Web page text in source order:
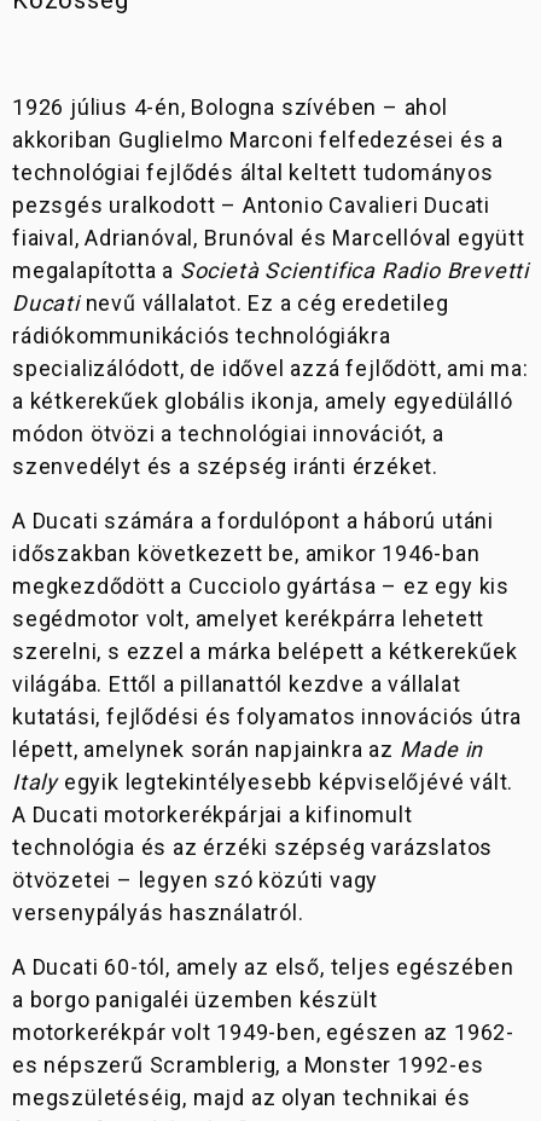
PANIGALE
NEW
NEW
35 KW MODELLEK
NEW
OFF-ROAD
NEW
SUPERLEGGERA
NEW
950 SP 2025
V2 2026
V2 SP 2026
V2 SP 100
MONSTER 100
STREETFIGHTER
V4 2024
V4 S 2024
V4 S 100
MULTISTRADA
V4 PIKES PEAK
V4 RS 2026
V4 RALLY 2024
V4 RS 2025
V4 RS 100
PANIGALE
V2 MM93
V4 R
V2 2024
V4 S 2024
V4 R 2024
V4 S 100
V2 S 100
NIGHTSHIFT 2025
SCRAMBLER 100
EBIKE
LIMITÁLT
KIADÁSOK
V2 SUPERQUADRO FINAL EDITION
10° ANNIVERSARIO RIZOMA EDITION
V4 TRICOLORE ITALIA
PANIGALE V4 LAMBORGHINI
FORMULA 73
PANIGALE V4 MÁRQUEZ 2025 WORLD CHAMPION REPLICA
35 KW
MODELLEK
V2
V2 S
V2
V2 S
ICON
FULL THROTTLE
NIGHTSHIFT
NIGHTSHIFT 2025
OFF-
ROAD
SUPERLEGGERA
SHOP
KÉSZLETEN LÉVŐ MOTORJAINK
1926 július 4-én, Bologna szívében – ahol
akkoriban Guglielmo Marconi felfedezései és a
technológiai fejlődés által keltett tudományos
pezsgés uralkodott – Antonio Cavalieri Ducati
fiaival, Adrianóval, Brunóval és Marcellóval együtt
megalapította a Società Scientifica Radio Brevetti
Ducatinevű vállalatot. Ez a cég eredetileg
rádiókommunikációs technológiákra
specializálódott, de idővel azzá fejlődött, ami ma:
a kétkerekűek globális ikonja, amely egyedülálló
módon ötvözi a technológiai innovációt, a
szenvedélyt és a szépség iránti érzéket.
A Ducati számára a fordulópont a háború utáni
időszakban következett be, amikor 1946-ban
megkezdődött a Cucciolo gyártása – ez egy kis
segédmotor volt, amelyet kerékpárra lehetett
szerelni, s ezzel a márka belépett a kétkerekűek
világába. Ettől a pillanattól kezdve a vállalat
kutatási, fejlődési és folyamatos innovációs útra
lépett, amelynek során napjainkra az Made in
Italyegyik legtekintélyesebb képviselőjévé vált.
A Ducati motorkerékpárjai a kifinomult
technológia és az érzéki szépség varázslatos
ötvözetei – legyen szó közúti vagy
versenypályás használatról.
A Ducati 60-tól, amely az első, teljes egészében
a borgo panigaléi üzemben készült
motorkerékpár volt 1949-ben, egészen az 1962-
es népszerű Scramblerig, a Monster 1992-es
megszületéséig, majd az olyan technikai és